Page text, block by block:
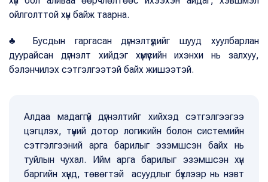
ойлголттой хүн байж таарна.
♣ Бусдын гаргасан дүгнэлтүүдийг шууд хуулбарлан
дуурайсан дүгнэлт хийдэг хүмүүсийн ихэнхи нь залхуу,
бэлэнчилэх сэтгэлгээтэй байх жишээтэй.
Алдаа мадаггүй дүгнэлтийг хийхэд сэтгэлгээгээ
цэгцлэх, түүний дотор логикийн болон системийн
сэтгэлгээний арга барилыг эзэмшсэн байх нь
туйлын чухал. Ийм арга барилыг эзэмшсэн хүн
баргийн хүнд, төвөгтэй асуудлыг бүхлээр нь нэвт